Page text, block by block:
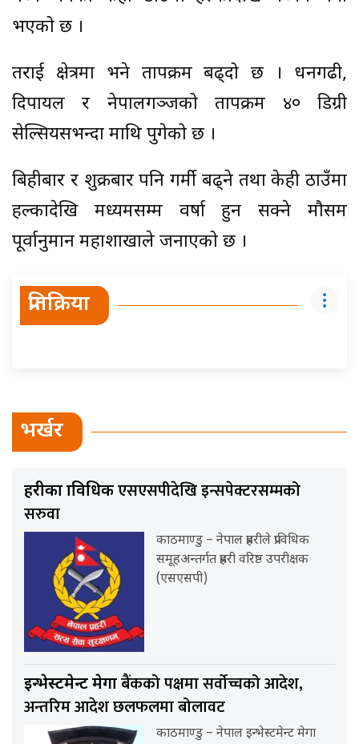
भएको छ ।
तराई क्षेत्रमा भने तापक्रम बढ्दो छ । धनगढी,
दिपायल र नेपालगञ्जको तापक्रम ४० डिग्री
सेल्सियसभन्दा माथि पुगेको छ ।
बिहीबार र शुक्रबार पनि गर्मी बढ्ने तथा केही ठाउँमा
हल्कादेखि मध्यमसम्म वर्षा हुन सक्ने मौसम
पूर्वानुमान महाशाखाले जनाएको छ ।
प्रतिक्रिया
भर्खर
प्रहरीका प्राविधिकएसएसपीदेखि इन्सपेक्टरसम्मको
सरुवा
काठमाण्डु – नेपाल प्रहरीले प्राविधिक
समूहअन्तर्गत प्रहरी वरिष्ठ उपरीक्षक
(एसएसपी)
इन्भेस्टमेन्ट मेगाबैंकको पक्षमा सर्वाेच्चको आदेश,
अन्तरिम आदेश छलफलमा बोलावट
काठमाण्डु – नेपाल इन्भेस्टमेन्ट मेगा